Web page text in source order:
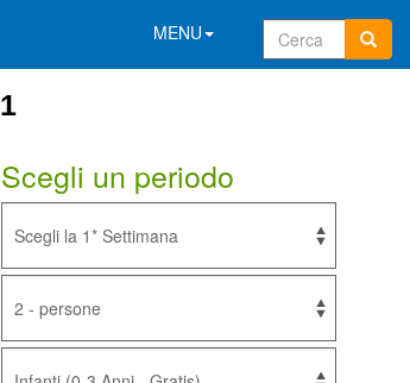
MENU
Scegli un periodo